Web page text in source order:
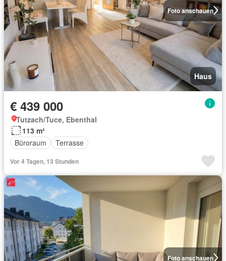
Foto anschauen
Haus
€ 439 000
Tutzach/Tuce, Ebenthal
113 m²
Büroraum
Terrasse
Vor 4 Tagen, 13 Stunden
Foto anschauen